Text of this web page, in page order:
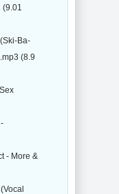
(9.01
Ba-
(8.9
- More &